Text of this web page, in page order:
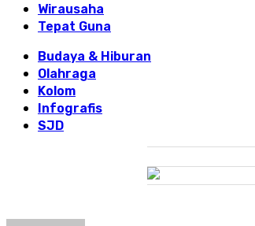
Wirausaha
Tepat Guna
Budaya & Hiburan
Olahraga
Kolom
Infografis
SJD